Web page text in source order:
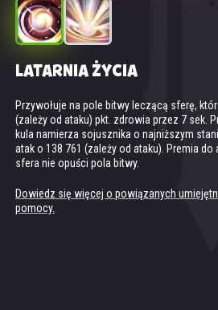
LATARNIA ŻYCIA
Przywołuje na pole bitwy leczącą sferę,
(zależy od ataku) pkt. zdrowia przez 7 sek.
kula namierza sojusznika o najniższym
atak o 138 761 (zależy od ataku). Premia
sfera nie opuści pola bitwy.
Dowiedz się więcej o powiązanych
pomocy.
SUPERNOWA (TOTEM
Dostępne, jeśli twoja drużyna ma co
bitwy.
Przywołuje na polu bitwy supernową, która
sekund. W tym czasie zdrowie
poniżej 1. Po tym czasie supernowa
Obrażenia od wybuchu: 6 127 211.3.